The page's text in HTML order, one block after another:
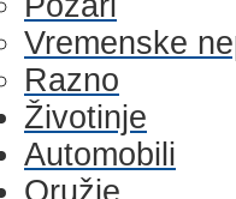
Vremenske
Razno
Životinje
Automobili